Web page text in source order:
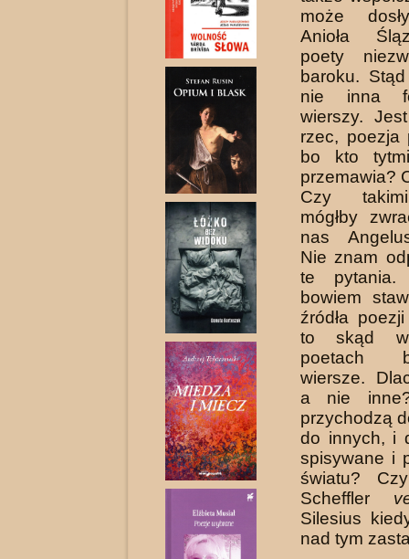
może
Anioła
poety
baroku.
nie inna
wierszy.
rzec, poezja
bo kto
przemawia?
Czy
mógłby
nas
Nie znam
te pytania.
bowiem
źródła
to skąd w
poetach
wiersze.
a nie
przychodzą
do innych, i
spisywane i
światu?
Scheffler
Silesius
nad tym